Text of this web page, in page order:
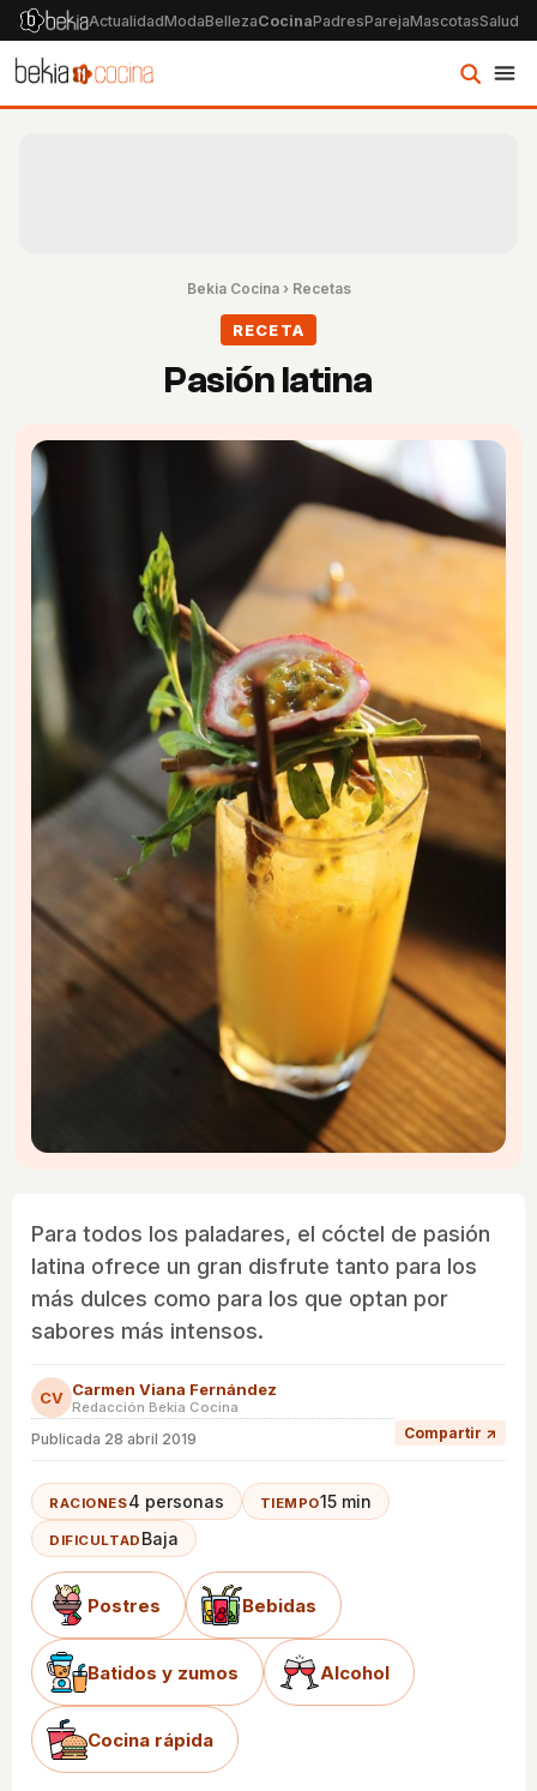
ActualidadModaBellezaCocinaPadresParejaMascotasSalud
Bekia Cocina› Recetas
RECETA
Pasión latina
Para todos los paladares, el cóctel de pasión
latina ofrece un gran disfrute tanto para los
más dulces como para los que optan por
sabores más intensos.
CV Carmen Viana Fernández
Redacción Bekia Cocina
Publicada 28 abril 2019 Compartir ↗
RACIONES4 personas TIEMPO15 min
DIFICULTAD Baja
Postres Bebidas
Batidos y zumos Alcohol
Cocina rápida